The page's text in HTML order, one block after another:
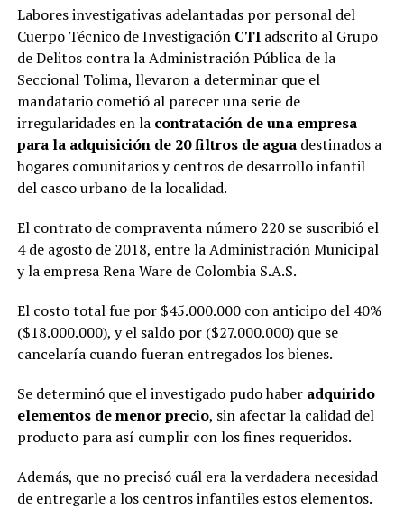
Labores investigativas adelantadas por personal del
Cuerpo Técnico de Investigación CTIadscrito al Grupo
de Delitos contra la Administración Pública de la
Seccional Tolima, llevaron a determinar que el
mandatario cometió al parecer una serie de
irregularidades en la contratación de una empresa
para la adquisición de 20 filtros de aguadestinados a
hogares comunitarios y centros de desarrollo infantil
del casco urbano de la localidad.
El contrato de compraventa número 220 se suscribió el
4 de agosto de 2018, entre la Administración Municipal
y la empresa Rena Ware de Colombia S.A.S.
El costo total fue por $45.000.000 con anticipo del 40%
($18.000.000), y el saldo por ($27.000.000) que se
cancelaría cuando fueran entregados los bienes.
Se determinó que el investigado pudo haber adquirido
elementos de menor precio, sin afectar la calidad del
producto para así cumplir con los fines requeridos.
Además, que no precisó cuál era la verdadera necesidad
de entregarle a los centros infantiles estos elementos.